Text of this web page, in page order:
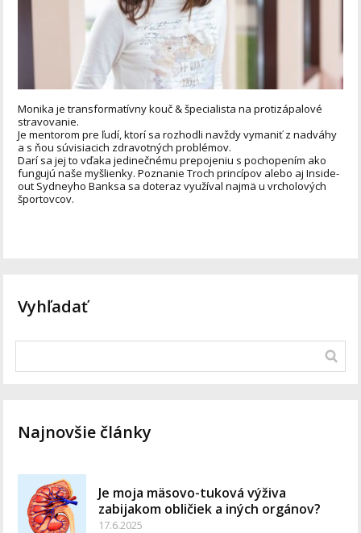
Monika je transformatívny kouč & špecialista na protizápalové
stravovanie.
Je mentorom pre ľudí, ktorí sa rozhodli navždy vymaniť z nadváhy
a s ňou súvisiacich zdravotných problémov.
Darí sa jej to vďaka jedinečnému prepojeniu s pochopením ako
fungujú naše myšlienky. Poznanie Troch princípov alebo aj Inside-
out Sydneyho Banksa sa doteraz využíval najmä u vrcholových
športovcov.
Vyhľadať
Najnovšie články
Je moja mäsovo-tuková výživa
zabijakom obličiek a iných orgánov?
17.6.2025